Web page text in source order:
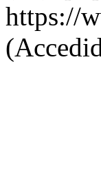
https://